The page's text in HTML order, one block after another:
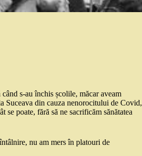
s-au închis școlile, măcar aveam
Suceava din cauza nenorocitului de Covid,
se poate, fără să ne sacrificăm sănătatea
nu am mers în platouri de